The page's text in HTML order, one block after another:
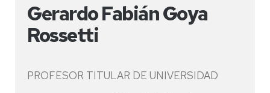
Gerardo Fabián Goya
Rossetti
PROFESOR TITULAR DE UNIVERSIDAD